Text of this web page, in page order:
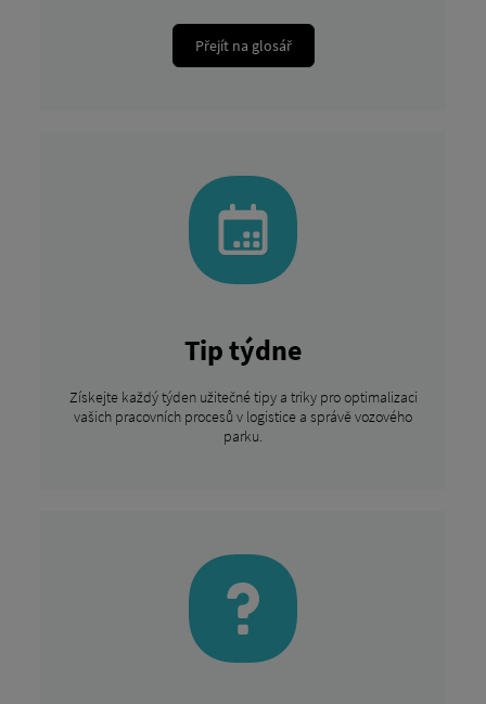
Přejít na glosář
Tip týdne
Získejte každý týden užitečné tipy a triky pro optimalizaci
vašich pracovních procesů v logistice a správě vozového
parku.